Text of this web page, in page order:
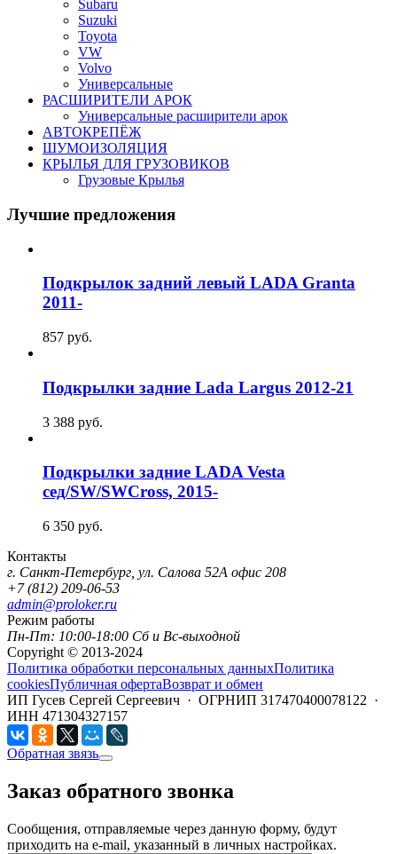
Subaru
Suzuki
Toyota
VW
Volvo
Универсальные
РАСШИРИТЕЛИ АРОК
Универсальные расширители арок
АВТОКРЕПЁЖ
ШУМОИЗОЛЯЦИЯ
КРЫЛЬЯ ДЛЯ ГРУЗОВИКОВ
Грузовые Крылья
Лучшие предложения
Подкрылок задний левый LADA Granta
2011-
857 руб.
Подкрылки задние Lada Largus 2012-21
3 388 руб.
Подкрылки задние LADA Vesta
сед/SW/SWCross, 2015-
6 350 руб.
Контакты
г. Санкт-Петербург, ул. Салова 52А офис 208
+7 (812) 209-06-53
admin@proloker.ru
Режим работы
Пн-Пт: 10:00-18:00 Сб и Вс-выходной
Copyright © 2013-2024
Политика обработки персональных данныхПолитика
cookiesПубличная офертаВозврат и обмен
ИП Гусев Сергей Сергеевич · ОГРНИП 317470400078122 ·
ИНН 471304327157
Обратная звязь
Заказ обратного звонка
Сообщения, отправляемые через данную форму, будут
приходить на e-mail, указанный в личных настройках.